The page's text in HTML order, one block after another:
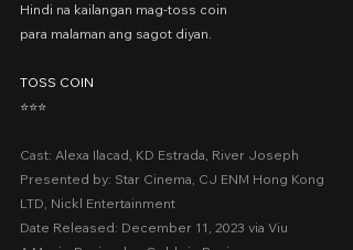
Hindi na kailangan mag-toss coin
para malaman ang sagot diyan.
TOSS COIN
⭐️⭐️⭐️
Cast: Alexa Ilacad, KD Estrada, River Joseph
Presented by: Star Cinema, CJ ENM Hong Kong
LTD, Nickl Entertainment
Date Released: December 11, 2023 via Viu